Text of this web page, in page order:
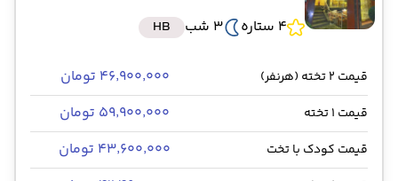
4 ستاره
3 شب HB
قیمت 2 تخته (هرنفر) ۴۶٬۹۰۰٬۰۰۰ تومان
قیمت 1 تخته ۵۹٬۹۰۰٬۰۰۰ تومان
قیمت کودک با تخت ۴۳٬۶۰۰٬۰۰۰ تومان